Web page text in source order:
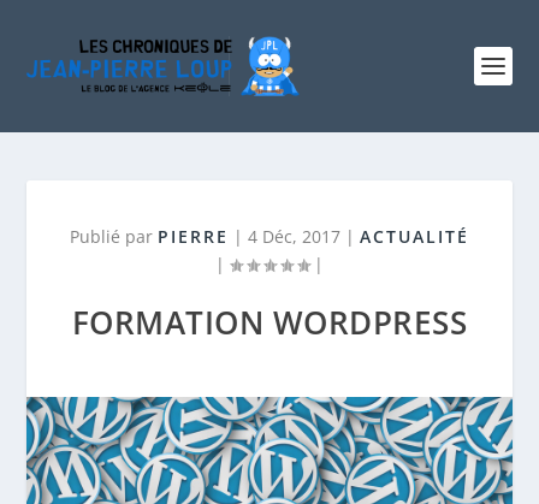
Publié par PIERRE | 4 Déc, 2017 | ACTUALITÉ
|
|
FORMATION WORDPRESS